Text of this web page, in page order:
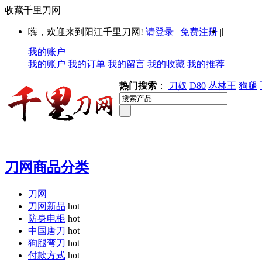
收藏千里刀网
嗨，欢迎来到阳江千里刀网! 请登录 | 免费注册 ||
我的账户
我的账户 我的订单 我的留言 我的收藏 我的推荐
热门搜索 ： 刀奴 D80 丛林王 狗腿
刀网商品分类
刀网
刀网新品 hot
防身电棍 hot
中国唐刀 hot
狗腿弯刀 hot
付款方式 hot